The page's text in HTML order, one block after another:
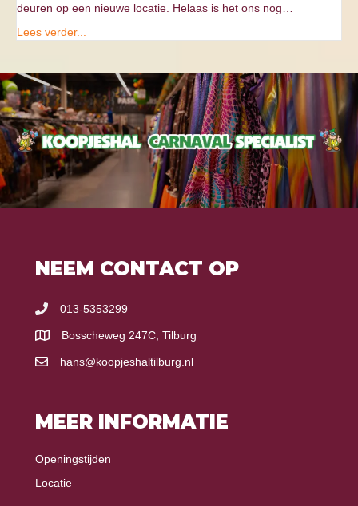
deuren op een nieuwe locatie. Helaas is het ons nog…
Lees verder...
NEEM CONTACT OP
013-5353299
Bosscheweg 247C, Tilburg
hans@koopjeshaltilburg.nl
MEER INFORMATIE
Openingstijden
Locatie